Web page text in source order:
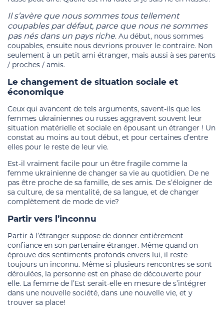
Il s’avère que nous sommes tous tellement
coupables par défaut, parce que nous ne sommes
pas nés dans un pays riche. Au début, nous sommes
coupables, ensuite nous devrions prouver le contraire. Non
seulement à un petit ami étranger, mais aussi à ses parents
/ proches / amis.
Le changement de situation sociale et
économique
Ceux qui avancent de tels arguments, savent-ils que les
femmes ukrainiennes ou russes aggravent souvent leur
situation matérielle et sociale en épousant un étranger ! Un
constat au moins au tout début, et pour certaines d’entre
elles pour le reste de leur vie.
Est-il vraiment facile pour un être fragile comme la
femme ukrainienne de changer sa vie au quotidien. De ne
pas être proche de sa famille, de ses amis. De s’éloigner de
sa culture, de sa mentalité, de sa langue, et de changer
complètement de mode de vie?
Partir vers l’inconnu
Partir à l’étranger suppose de donner entièrement
confiance en son partenaire étranger. Même quand on
éprouve des sentiments profonds envers lui, il reste
toujours un inconnu. Même si plusieurs rencontres se sont
déroulées, la personne est en phase de découverte pour
elle. La femme de l’Est serait-elle en mesure de s’intégrer
dans une nouvelle société, dans une nouvelle vie, et y
trouver sa place!